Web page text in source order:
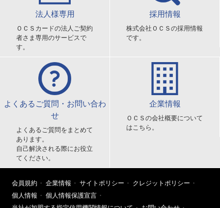
法人様専用
ＯＣＳカードの法人ご契約
者さま専用のサービスで
す。
採用情報
株式会社ＯＣＳの採用情報
です。
よくあるご質問・お問い合わ
せ
よくあるご質問をまとめて
あります。
自己解決される際にお役立
てください。
企業情報
ＯＣＳの会社概要について
はこちら。
会員規約 企業情報 サイトポリシー
クレジットポリシー
個人情報
個人情報保護宣言